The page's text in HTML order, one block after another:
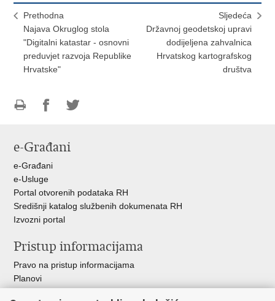
Prethodna
Najava Okruglog stola
"Digitalni katastar - osnovni
preduvjet razvoja Republike
Hrvatske"
Sljedeća
Državnoj geodetskoj upravi
dodijeljena zahvalnica
Hrvatskog kartografskog
društva
FacebookuTwitteru
e-Građani
e-Građani
e-Usluge
Portal otvorenih podataka RH
Središnji katalog službenih dokumenata RH
Izvozni portal
Pristup informacijama
Pravo na pristup informacijama
Planovi